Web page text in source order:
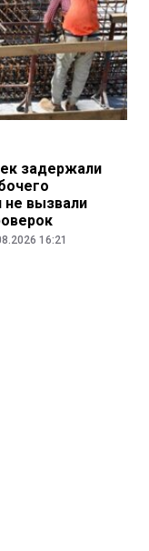
задержали
вызвали
16:21